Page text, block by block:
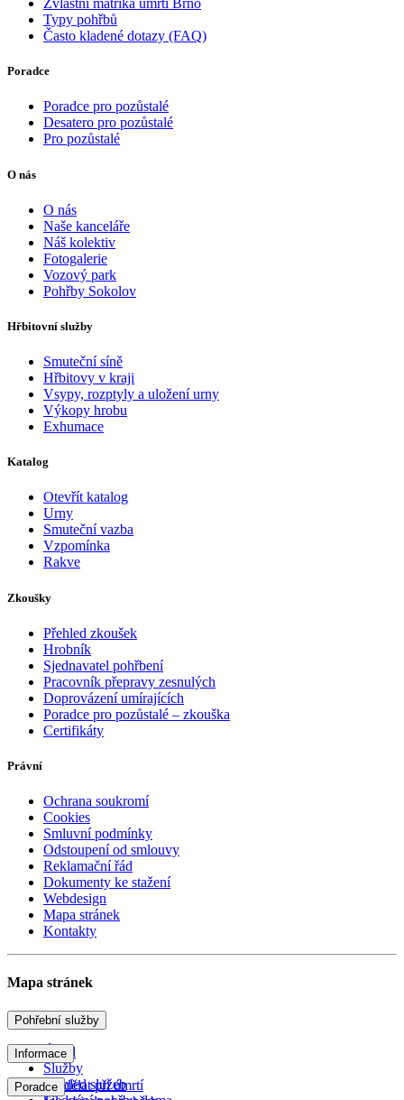
Zvláštní matrika úmrtí Brno
Typy pohřbů
Často kladené dotazy (FAQ)
Poradce
Poradce pro pozůstalé
Desatero pro pozůstalé
Pro pozůstalé
O nás
O nás
Naše kanceláře
Náš kolektiv
Fotogalerie
Vozový park
Pohřby Sokolov
Hřbitovní služby
Smuteční síně
Hřbitovy v kraji
Vsypy, rozptyly a uložení urny
Výkopy hrobu
Exhumace
Katalog
Otevřít katalog
Urny
Smuteční vazba
Vzpomínka
Rakve
Zkoušky
Přehled zkoušek
Hrobník
Sjednavatel pohřbení
Pracovník přepravy zesnulých
Doprovázení umírajících
Poradce pro pozůstalé – zkouška
Certifikáty
Právní
Ochrana soukromí
Cookies
Smluvní podmínky
Odstoupení od smlouvy
Reklamační řád
Dokumenty ke stažení
Webdesign
Mapa stránek
Kontakty
Mapa stránek
Pohřební služby
Úvod
Služby
Přehled služeb
Informace
Co dělat při úmrtí
Poradce